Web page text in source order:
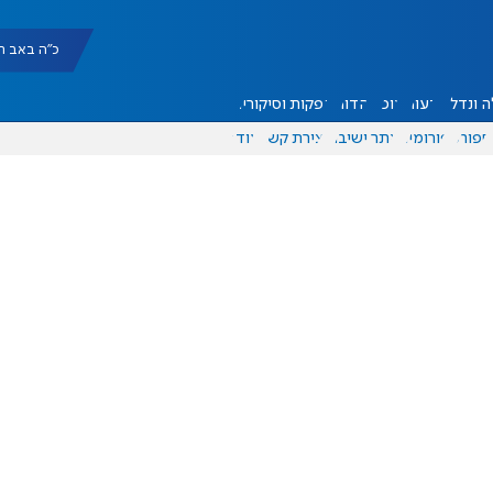
כ"ה באב תשפ"ו
ונדל"ן דעות אוכל יהדות הפקות וסיקורים
ספורט פורומים אתר ישיבה יצירת קשר עוד